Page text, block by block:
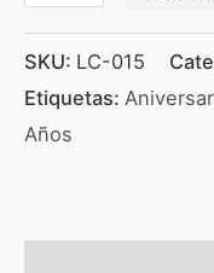
SKU: LC-015
Etiquetas:
Años